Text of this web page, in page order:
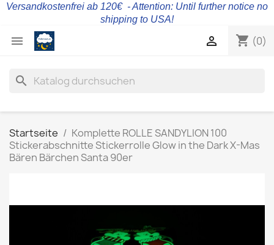
Versandkostenfrei ab 120€ - Attention: Until further notice no
shipping to USA!
 shopping_cart (0)

search
Startseite
Komplette ROLLE SANDYLION 100
Stickerabschnitte Stickerrolle Glow in the Dark X-Mas
Bären Bärchen Santa 90er